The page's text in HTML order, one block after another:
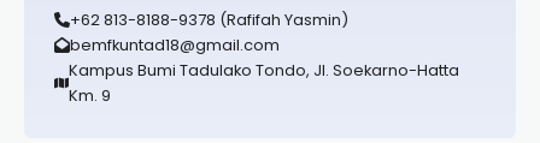
+62 813-8188-9378 (Rafifah Yasmin)
bemfkuntad18@gmail.com
Kampus Bumi Tadulako Tondo, Jl. Soekarno-Hatta
Km. 9